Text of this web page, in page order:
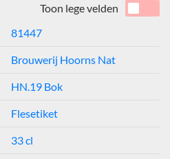
Toon lege velden
81447
Brouwerij Hoorns Nat
HN.19 Bok
Flesetiket
33 cl